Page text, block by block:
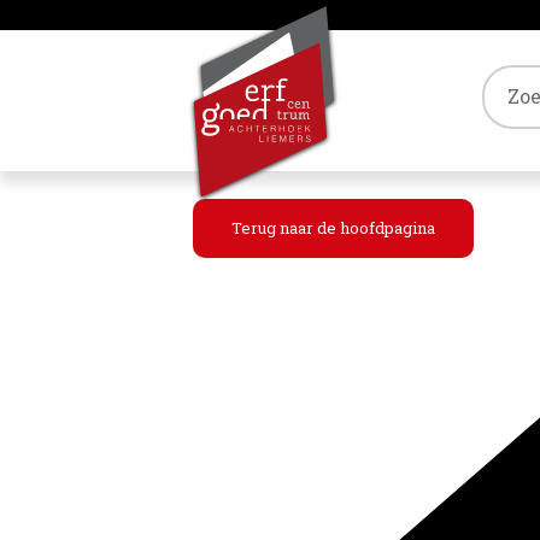
Terug naar de hoofdpagina